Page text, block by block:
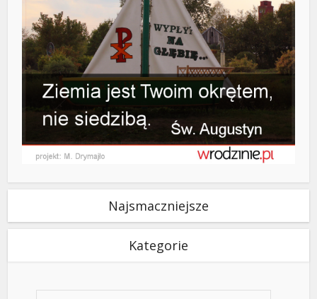
Najsmaczniejsze
Kategorie